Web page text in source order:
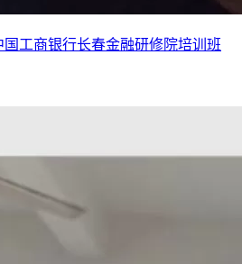
工商银行长春金融研修院培训班